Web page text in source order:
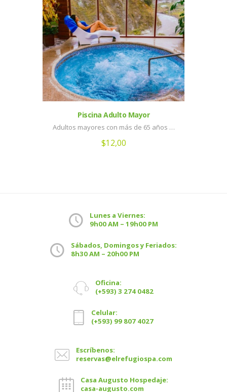
Piscina Adulto Mayor
Adultos mayores con más de 65 años …
$12,00
Lunes a Viernes:
9h00 AM – 19h00 PM
Sábados, Domingos y Feriados:
8h30 AM – 20h00 PM
Oficina:
(+593) 3 274 0482
Celular:
(+593) 99 807 4027
Escríbenos:
reservas@elrefugiospa.com
Casa Augusto Hospedaje:
casa-augusto.com